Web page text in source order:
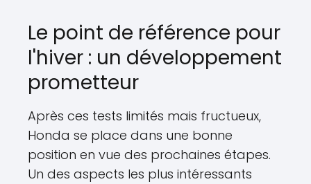
Le point de référence pour
l'hiver : un développement
prometteur
Après ces tests limités mais fructueux,
Honda se place dans une bonne
position en vue des prochaines étapes.
Un des aspects les plus intéressants